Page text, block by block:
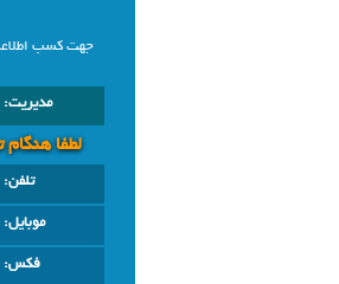
جهت کسب اطلاعات بیشتر با
مدیریت:
لطفا
تلفن:
موبایل:
فکس: